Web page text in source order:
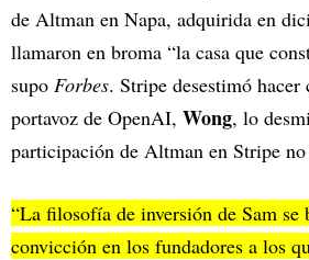
de Altman en Napa, adquirida en
llamaron en broma “la casa que
supo Forbes. Stripe desestimó
portavoz de OpenAI, Wong, lo
participación de Altman en Stripe
“La filosofía de inversión de Sam se
convicción en los fundadores a los